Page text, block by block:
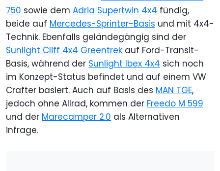
750 sowie dem Adria Supertwin 4x4 fündig,
beide auf Mercedes-Sprinter-Basis und mit 4x4-
Technik. Ebenfalls geländegängig sind der
Sunlight Cliff 4x4 Greentrek auf Ford-Transit-
Basis, während der Sunlight Ibex 4x4 sich noch
im Konzept-Status befindet und auf einem VW
Crafter basiert. Auch auf Basis des MAN TGE,
jedoch ohne Allrad, kommen der Freedo M 599
und der Marecamper 2.0 als Alternativen
infrage.